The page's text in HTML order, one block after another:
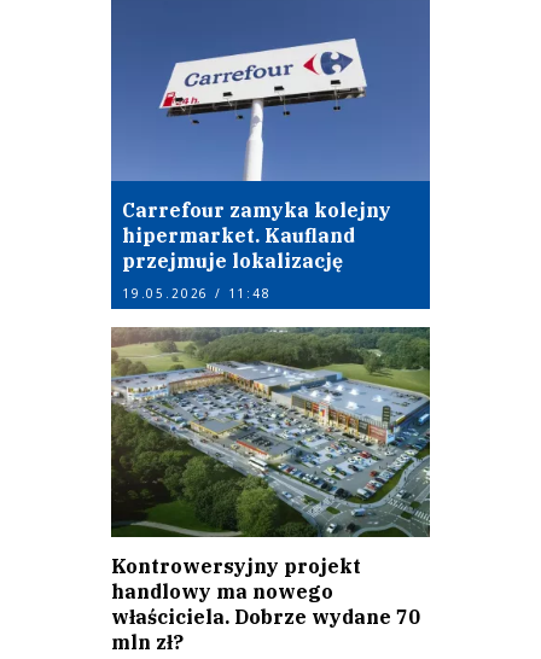
Carrefour zamyka kolejny
hipermarket. Kaufland
przejmuje lokalizację
19.05.2026 / 11:48
Kontrowersyjny projekt
handlowy ma nowego
właściciela. Dobrze wydane 70
mln zł?